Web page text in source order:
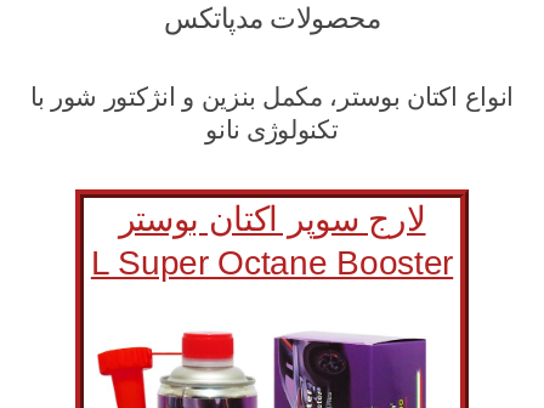
محصولات مدپاتکس
انواع اکتان بوستر، مکمل بنزین و انژکتور شور با
تکنولوژی نانو
لارج سوپر اکتان بوستر
L Super Octane Booster